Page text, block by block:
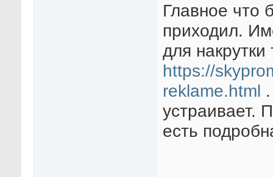
Главное что
приходил.
для
https://
reklame.html
устраивает.
есть